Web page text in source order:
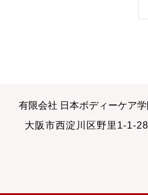
一年の折り返し時点で
2012-05-20
有限会社 日本ボディーケア学
大阪市西淀川区野里1-1-